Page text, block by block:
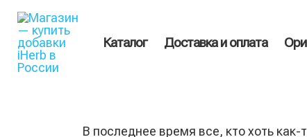
содержимому
Каталог Доставка и оплата
В последнее время все, кто хоть
товаров